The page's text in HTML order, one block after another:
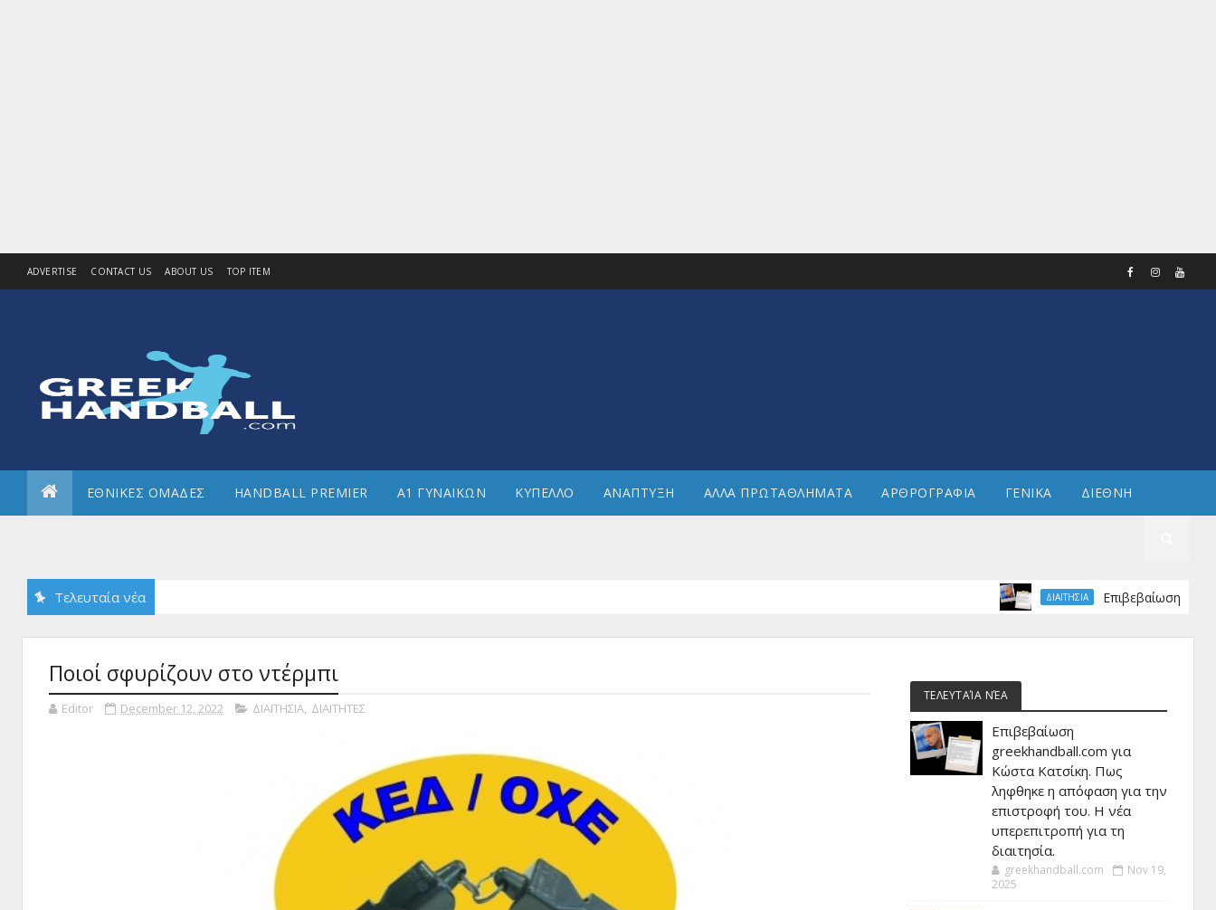
ADVERTISE CONTACT US ABOUT US TOP ITEM
ΕΘΝΙΚΕΣ ΟΜΑΔΕΣ HANDBALL PREMIER Α1 ΓΥΝΑΙΚΩΝ ΚΥΠΕΛΛΟ ΑΝΑΠΤΥΞΗ ΑΛΛΑ ΠΡΩΤΑΘΛΗΜΑΤΑ ΑΡΘΡΟΓΡΑΦΙΑ ΓΕΝΙΚΑ ΔΙΕΘΝΗ
Τελευταία νέα ΔΙΑΙΤΗΣΙΑ Επιβεβαίωση
Ποιοί σφυρίζουν στο ντέρμπι
Editor December 12, 2022 ΔΙΑΙΤΗΣΙΑ, ΔΙΑΙΤΗΤΕΣ
ΤΕΛΕΥΤΑΊΑ ΝΈΑ
Επιβεβαίωση
greekhandball.com για
Κώστα Κατσίκη. Πως
ληφθηκε η απόφαση για την
επιστροφή του. Η νέα
υπερεπιτροπή για τη
διαιτησία.
greekhandball.com
Nov 19,
2025